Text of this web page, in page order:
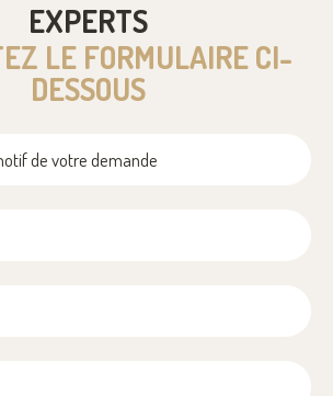
EXPERTS
LE FORMULAIRE CI-
DESSOUS